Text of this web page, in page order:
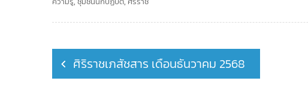
Post
navigation
ศิริราชเภสัชสาร เดือนธันวาคม 2568